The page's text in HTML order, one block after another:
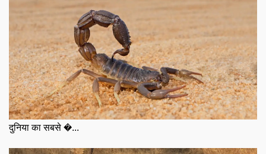
दुनिया का सबसे �...